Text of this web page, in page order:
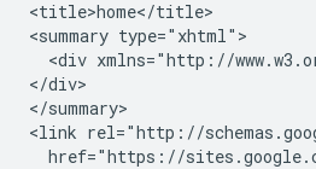
<title>home</title>
<summary type="xhtml">
<div xmlns="http://
</div>
</summary>
<link rel="http://
href="https://